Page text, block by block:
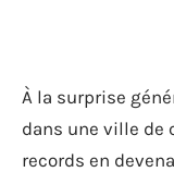
À la surprise
dans une ville de
records en